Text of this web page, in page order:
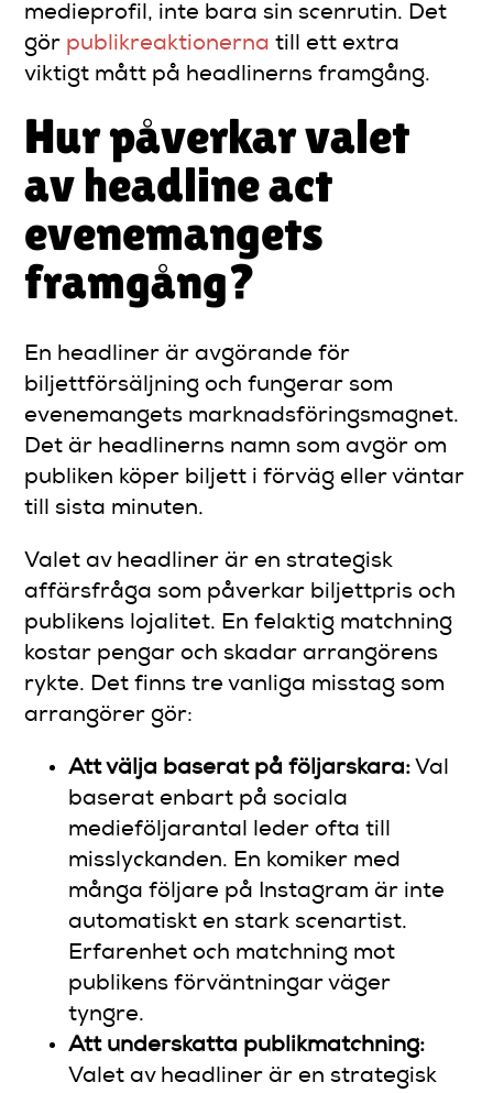
medieprofil, inte bara sin scenrutin. Det
gör publikreaktionerna till ett extra
viktigt mått på headlinerns framgång.
Hur påverkar valet
av headline act
evenemangets
framgång?
En headliner är avgörande för
biljettförsäljning och fungerar som
evenemangets marknadsföringsmagnet.
Det är headlinerns namn som avgör om
publiken köper biljett i förväg eller väntar
till sista minuten.
Valet av headliner är en strategisk
affärsfråga som påverkar biljettpris och
publikens lojalitet. En felaktig matchning
kostar pengar och skadar arrangörens
rykte. Det finns tre vanliga misstag som
arrangörer gör:
Att välja baserat på följarskara: Val
baserat enbart på sociala
medieföljarantal leder ofta till
misslyckanden. En komiker med
många följare på Instagram är inte
automatiskt en stark scenartist.
Erfarenhet och matchning mot
publikens förväntningar väger
tyngre.
Att underskatta publikmatchning:
Valet av headliner är en strategisk